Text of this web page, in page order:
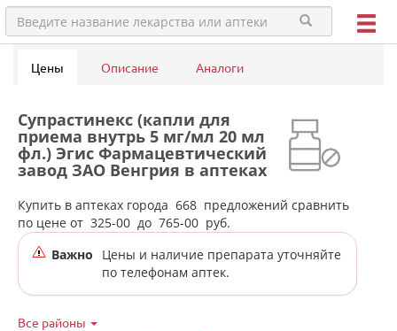
Цены Описание Аналоги
Супрастинекс (капли для
приема внутрь 5 мг/мл 20 мл
фл.) Эгис Фармацевтический
завод ЗАО Венгрия в аптеках
города Екатеринбурга
Купить в аптеках города 668 предложений сравнить
по цене от 325-00 до 765-00 руб.
Важно
Цены и наличие препарата уточняйте
по телефонам аптек.
Все районы